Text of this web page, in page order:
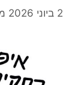
2 ביוני 2026